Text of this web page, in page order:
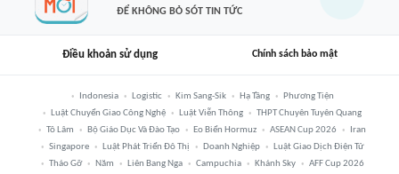
ĐỂ KHÔNG BỎ SÓT TIN TỨC
Điều khoản sử dụng Chính sách bảo mật
Indonesia Logistic Kim Sang-Sik Hạ Tầng
Phương Tiện
Luật Chuyển Giao Công Nghệ
Luật Viễn Thông
THPT Chuyên Tuyên Quang
Tô Lâm
Bộ Giáo Dục Và Đào Tạo Eo Biển Hormuz ASEAN Cup 2026
Iran
Singapore
Luật Phát Triển Đô Thị Doanh Nghiệp
Luật Giao Dịch Điện Tử
Tháo Gỡ
Năm Liên Bang Nga Campuchia Khánh Sky AFF Cup 2026